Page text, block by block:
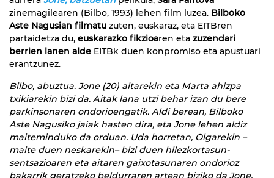
zinemagilearen (Bilbo, 1993) lehen film luzea. Bilboko
Aste Nagusian filmatu zuten, euskaraz, eta EITBren
partaidetza du, euskarazko fikzioaren eta zuzendari
berrien lanen alde EITBk duen konpromiso eta apustuari
erantzunez.
Bilbo, abuztua. Jone (20) aitarekin eta Marta ahizpa
txikiarekin bizi da. Aitak lana utzi behar izan du bere
parkinsonaren ondorioengatik. Aldi berean, Bilboko
Aste Nagusiko jaiak hasten dira, eta Jone lehen aldiz
maiteminduko da orduan. Uda horretan, Olgarekin –
maite duen neskarekin– bizi duen hilezkortasun-
sentsazioaren eta aitaren gaixotasunaren ondorioz
bakarrik geratzeko beldurraren artean biziko da Jone.